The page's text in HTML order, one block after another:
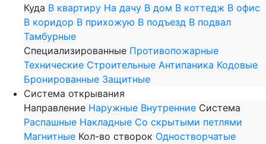
Куда В квартиру На дачу В дом В коттедж В офис
В коридор В прихожую В подъезд В подвал
Тамбурные
Специализированные Противопожарные
Технические Строительные Антипаника Кодовые
Бронированные Защитные
Система открывания
Направление Наружные Внутренние Система
Распашные Накладные Со скрытыми петлями
Магнитные Кол-во створок Одностворчатые